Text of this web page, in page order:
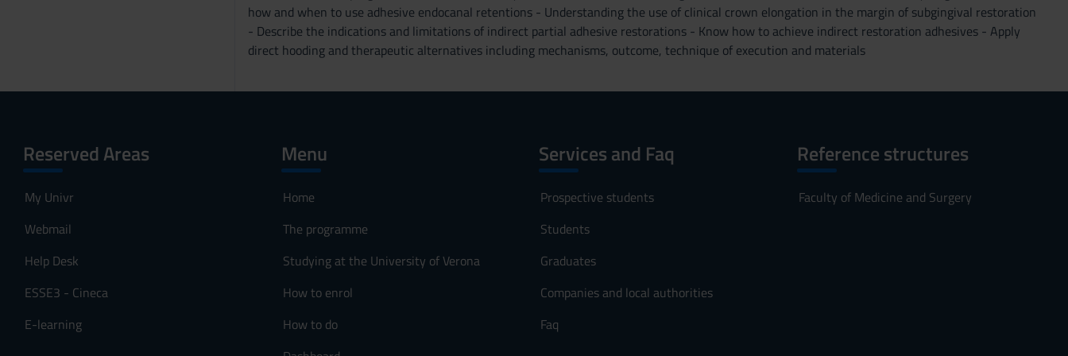
how and when to use adhesive endocanal retentions - Understanding the use of clinical crown elongation in the margin of subgingival restoration
- Describe the indications and limitations of indirect partial adhesive restorations - Know how to achieve indirect restoration adhesives - Apply
direct hooding and therapeutic alternatives including mechanisms, outcome, technique of execution and materials
Reserved Areas
My Univr
Webmail
Help Desk
ESSE3 - Cineca
E-learning
Menu
Home
The programme
Studying at the University of Verona
How to enrol
How to do
Services and Faq
Prospective students
Students
Graduates
Companies and local authorities
Faq
Reference structures
Faculty of Medicine and Surgery